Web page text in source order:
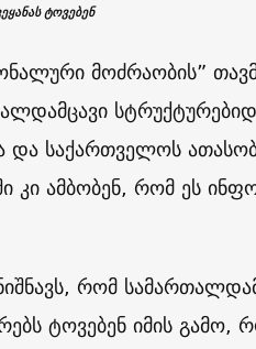
ტოვებენ
მოძრაობის”
და საქართველოს
კი ამბობენ, რომ ეს
რომ
ტოვებენ იმის